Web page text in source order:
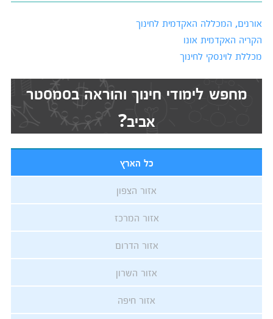
אורנים, המכללה האקדמית לחינוך
הקריה האקדמית אונו
מכללת לוינסקי לחינוך
מחפש לימודי חינוך והוראה בסמסטר
אביב?
כל הארץ
אזור הצפון
אזור המרכז
אזור הדרום
אזור השרון
אזור חיפה